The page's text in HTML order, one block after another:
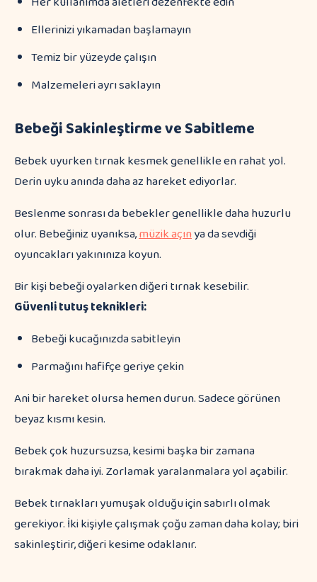
Ellerinizi yıkamadan başlamayın
Temiz bir yüzeyde çalışın
Malzemeleri ayrı saklayın
Bebeği Sakinleştirme ve Sabitleme
Bebek uyurken tırnak kesmek genellikle en rahat yol.
Derin uyku anında daha az hareket ediyorlar.
Beslenme sonrası da bebekler genellikle daha huzurlu
olur. Bebeğiniz uyanıksa,müzik açınya da sevdiği
oyuncakları yakınınıza koyun.
Bir kişi bebeği oyalarken diğeri tırnak kesebilir.
Güvenli tutuş teknikleri:
Bebeği kucağınızda sabitleyin
Parmağını hafifçe geriye çekin
Ani bir hareket olursa hemen durun. Sadece görünen
beyaz kısmı kesin.
Bebek çok huzursuzsa, kesimi başka bir zamana
bırakmak daha iyi. Zorlamak yaralanmalara yol açabilir.
Bebek tırnakları yumuşak olduğu için sabırlı olmak
gerekiyor. İki kişiyle çalışmak çoğu zaman daha kolay; biri
sakinleştirir, diğeri kesime odaklanır.